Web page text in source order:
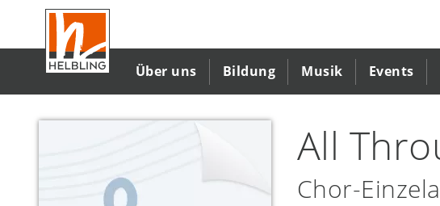
Inhalt
Über uns Bildung Musik Events
All
Chor-